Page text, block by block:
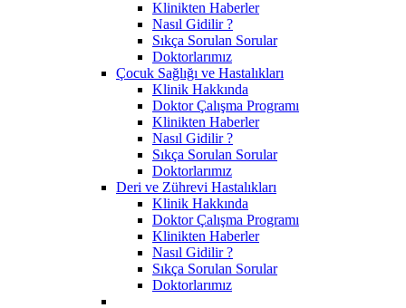
Klinikten Haberler
Nasıl Gidilir ?
Sıkça Sorulan Sorular
Doktorlarımız
Çocuk Sağlığı ve Hastalıkları
Klinik Hakkında
Doktor Çalışma Programı
Klinikten Haberler
Nasıl Gidilir ?
Sıkça Sorulan Sorular
Doktorlarımız
Deri ve Zührevi Hastalıkları
Klinik Hakkında
Doktor Çalışma Programı
Klinikten Haberler
Nasıl Gidilir ?
Sıkça Sorulan Sorular
Doktorlarımız